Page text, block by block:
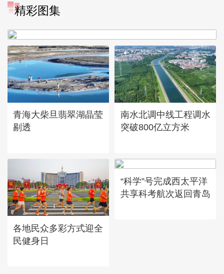
精彩图集
“大地指纹”奏响夏夜文旅乐
青海大柴旦翡翠湖晶莹
剔透
南水北调中线工程调水
突破800亿立方米
各地民众多彩方式迎全
民健身日
“科学”号完成西太平洋
共享科考航次返回青岛